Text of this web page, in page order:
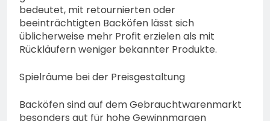
bedeutet, mit retournierten oder
beeinträchtigten Backöfen lässt sich
üblicherweise mehr Profit erzielen als mit
Rückläufern weniger bekannter Produkte.
Spielräume bei der Preisgestaltung
Backöfen sind auf dem Gebrauchtwarenmarkt
besonders gut für hohe Gewinnmargen